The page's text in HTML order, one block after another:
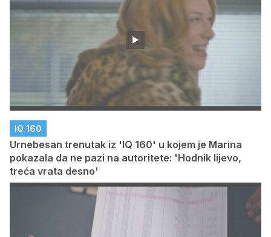
IQ 160
Urnebesan trenutak iz 'IQ 160' u kojem je Marina
pokazala da ne pazi na autoritete: 'Hodnik lijevo,
treća vrata desno'